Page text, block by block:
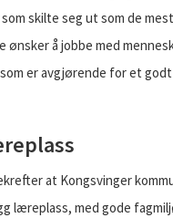
skilte seg ut som de
ønsker å jobbe med
er avgjørende for et godt
at Kongsvinger
læreplass, med gode